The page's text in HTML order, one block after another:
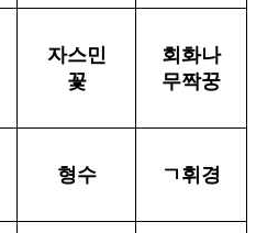
자스민
꽃
회화나
무짝꿍
형수 ㄱ휘경